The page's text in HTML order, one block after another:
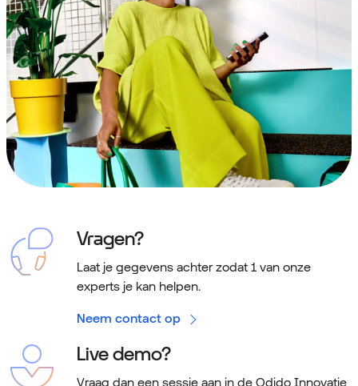
Vragen?
Laat je gegevens achter zodat 1 van onze
experts je kan helpen.
Neem contact op
Live demo?
Vraag dan een sessie aan in de Odido Innovatie